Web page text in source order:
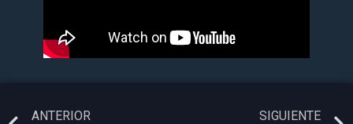
ANTERIOR
SIGUIENTE